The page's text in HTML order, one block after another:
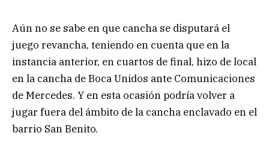
Aún no se sabe en que cancha se disputará el
juego revancha, teniendo en cuenta que en la
instancia anterior, en cuartos de final, hizo de local
en la cancha de Boca Unidos ante Comunicaciones
de Mercedes. Y en esta ocasión podría volver a
jugar fuera del ámbito de la cancha enclavado en el
barrio San Benito.